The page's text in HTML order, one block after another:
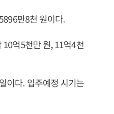
만8천 원이다.
억5천만 원, 11억4천
이다. 입주예정 시기는